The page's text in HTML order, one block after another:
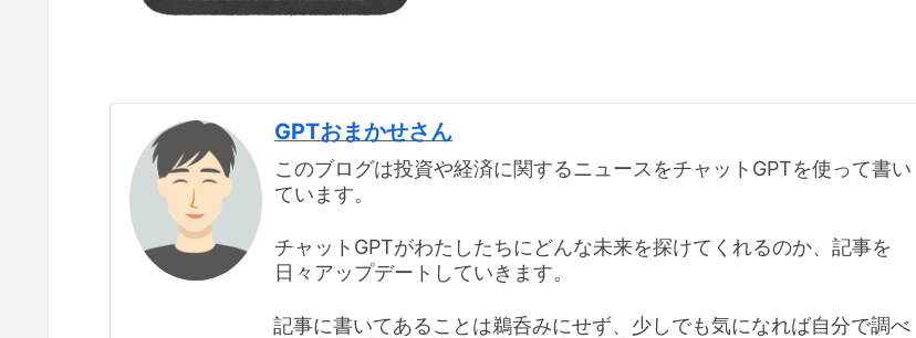
GPTおまかせさん
このブログは投資や経済に関するニュースをチャットGPTを使って書い
ています。
チャットGPTがわたしたちにどんな未来を探けてくれるのか、記事を
日々アップデートしていきます。
記事に書いてあることは鵜呑みにせず、少しでも気になれば自分で調べ